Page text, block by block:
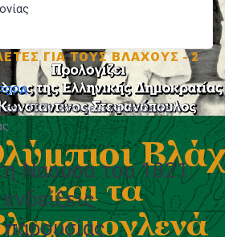
1821: Στοιχεία και ενδείξεις
Ναουσα του 1821:
παρουσίας